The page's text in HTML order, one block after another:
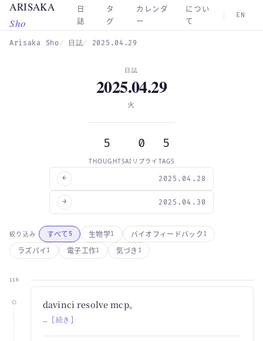
Skip to main content
ARISAKA
Sho
日
誌
タ
グ
カレンダ
ー
につい
て
EN
Arisaka Sho 日誌 2025.04.29
← 2025.04.28
日誌
2025.04.29
火
5
THOUGHTS
0
AIリプライ
5
TAGS
2025.04.30
→
絞り込み すべて 5 生物学1 バイオフィードバック1
ラズパイ 1 電子工作1 気づき 1
11h
davinci resolve mcp。
… [続き]